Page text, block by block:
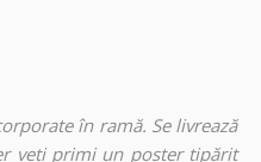
în ramă. Se livrează
veți primi un poster tipărit